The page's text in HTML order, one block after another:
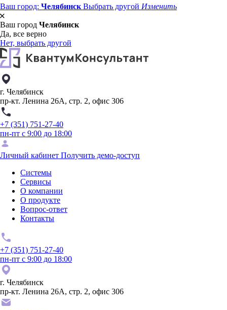
Ваш город: Челябинск Выбрать другой Изменить
Ваш город Челябинск
Да, все верно
Нет, выбрать другой
г. Челябинск
пр-кт. Ленина 26А, стр. 2, офис 306
+7 (351) 751-27-40
пн-пт с 9:00 до 18:00
Личный кабинет Получить демо-доступ
Системы
Сервисы
О компании
О продукте
Вопрос-ответ
Контакты
+7 (351) 751-27-40
пн-пт с 9:00 до 18:00
г. Челябинск
пр-кт. Ленина 26А, стр. 2, офис 306